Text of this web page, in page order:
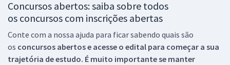
Concursos abertos: saiba sobre todos
os concursos com inscrições abertas
Conte com a nossa ajuda para ficar sabendo quais são
os concursos abertos e acesse o edital para começar a sua
trajetória de estudo. É muito importante se manter